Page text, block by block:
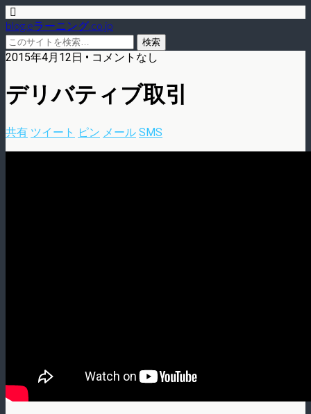
blog.eラーニング.co.jp
2015年4月12日 • コメントなし
デリバティブ取引
共有 ツイート ピン メール SMS